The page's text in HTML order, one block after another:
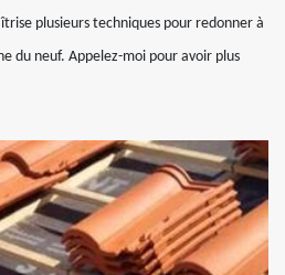
plusieurs techniques pour redonner à
du neuf. Appelez-moi pour avoir plus